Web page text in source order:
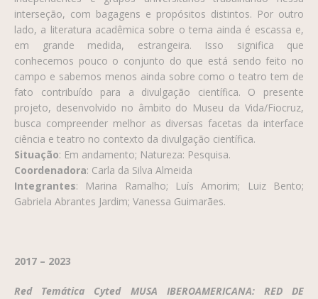
interseção, com bagagens e propósitos distintos. Por outro
lado, a literatura acadêmica sobre o tema ainda é escassa e,
em grande medida, estrangeira. Isso significa que
conhecemos pouco o conjunto do que está sendo feito no
campo e sabemos menos ainda sobre como o teatro tem de
fato contribuído para a divulgação científica. O presente
projeto, desenvolvido no âmbito do Museu da Vida/Fiocruz,
busca compreender melhor as diversas facetas da interface
ciência e teatro no contexto da divulgação científica.
Situação: Em andamento; Natureza: Pesquisa.
Coordenadora: Carla da Silva Almeida
Integrantes: Marina Ramalho; Luís Amorim; Luiz Bento;
Gabriela Abrantes Jardim; Vanessa Guimarães.
2017 – 2023
Red Temática Cyted MUSA IBEROAMERICANA: RED DE